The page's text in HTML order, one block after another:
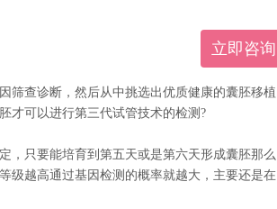
立即咨询
查诊断，然后从中挑选出优质健康的囊胚移植
才可以进行第三代试管技术的检测?
只要能培育到第五天或是第六天形成囊胚那么
级越高通过基因检测的概率就越大，主要还是在